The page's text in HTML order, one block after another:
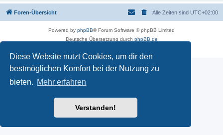
Diese Website nutzt Cookies, um dir den
bestmöglichen Komfort bei der Nutzung zu
bieten. Mehr erfahren
Verstanden!
Foren-Übersicht Alle Zeiten sind UTC+02:00
Powered by phpBB® Forum Software © phpBB Limited
Deutsche Übersetzung durch phpBB.de